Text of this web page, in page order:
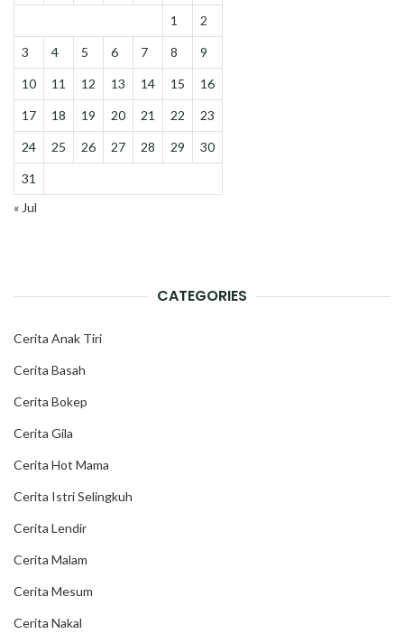
1 2
3 4 5 6 7 8 9
10 11 12 13 14 15 16
17 18 19 20 21 22 23
24 25 26 27 28 29 30
31
« Jul
CATEGORIES
Cerita Anak Tiri
Cerita Basah
Cerita Bokep
Cerita Gila
Cerita Hot Mama
Cerita Istri Selingkuh
Cerita Lendir
Cerita Malam
Cerita Mesum
Cerita Nakal